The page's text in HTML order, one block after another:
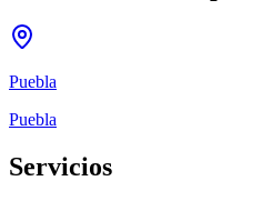
Puebla
Puebla
Servicios